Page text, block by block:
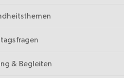
& Begleiten